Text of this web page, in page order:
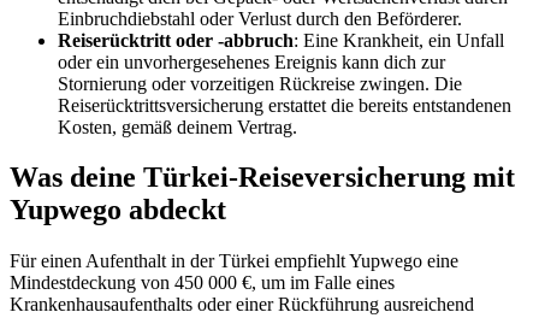
Einbruchdiebstahl oder Verlust durch den Beförderer.
Reiserücktritt oder -abbruch: Eine Krankheit, ein Unfall
oder ein unvorhergesehenes Ereignis kann dich zur
Stornierung oder vorzeitigen Rückreise zwingen. Die
Reiserücktrittsversicherung erstattet die bereits entstandenen
Kosten, gemäß deinem Vertrag.
Was deine Türkei-Reiseversicherung mit
Yupwego abdeckt
Für einen Aufenthalt in der Türkei empfiehlt Yupwego eine
Mindestdeckung von 450 000 €, um im Falle eines
Krankenhausaufenthalts oder einer Rückführung ausreichend